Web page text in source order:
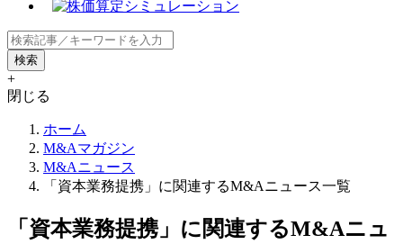
+
閉じる
ホーム
M&Aマガジン
M&Aニュース
「資本業務提携」に関連するM&Aニュース一覧
「資本業務提携」に関連するM&Aニュ